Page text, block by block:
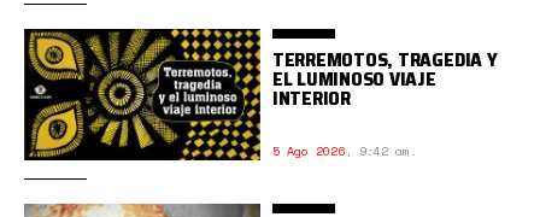
TERREMOTOS, TRAGEDIA Y
EL LUMINOSO VIAJE
INTERIOR
5 Ago 2026, 9:42 am.